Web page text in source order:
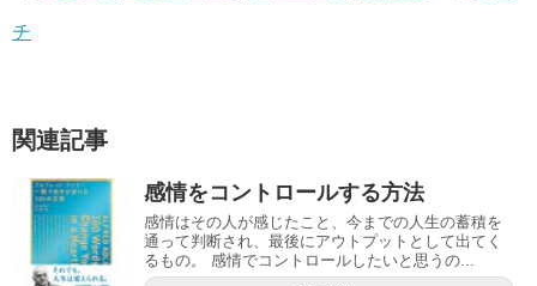
チ
関連記事
感情をコントロールする方法
感情はその人が感じたこと、今までの人生の蓄積を
通って判断され、最後にアウトプットとして出てく
るもの。 感情でコントロールしたいと思うの...